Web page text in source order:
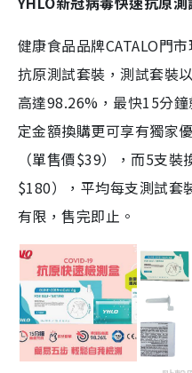
健康食品品牌CATALO門
抗原測試套裝，測試套裝
高達98.26%，最快15分
定金額換購更可享有獨家
（單售價$39），而5支
$180），平均每支測試套
有限，售完即止。